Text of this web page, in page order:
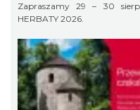
Zapraszamy 29 – 30 sierpnia
HERBATY 2026.